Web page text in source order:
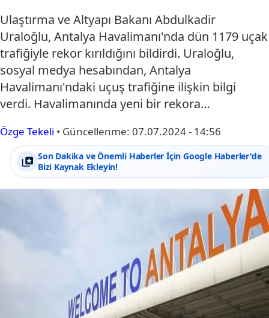
Ulaştırma ve Altyapı Bakanı Abdulkadir
Uraloğlu, Antalya Havalimanı'nda dün 1179 uçak
trafiğiyle rekor kırıldığını bildirdi. Uraloğlu,
sosyal medya hesabından, Antalya
Havalimanı'ndaki uçuş trafiğine ilişkin bilgi
verdi. Havalimanında yeni bir rekora…
Özge Tekeli • Güncellenme: 07.07.2024 - 14:56
Son Dakika ve Önemli Haberler İçin Google Haberler'de
Bizi Kaynak Ekleyin!